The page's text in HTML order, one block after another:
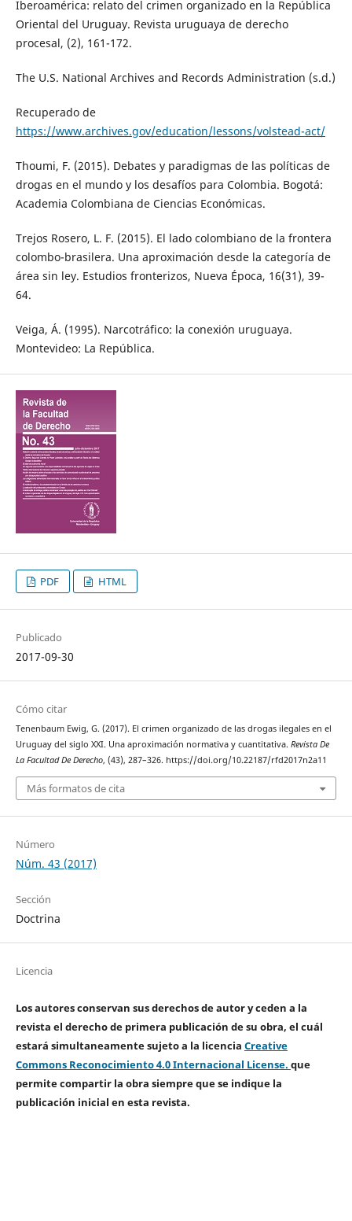
Iberoamérica: relato del crimen organizado en la República
Oriental del Uruguay. Revista uruguaya de derecho
procesal, (2), 161-172.
The U.S. National Archives and Records Administration (s.d.)
Recuperado de
https://www.archives.gov/education/lessons/volstead-act/
Thoumi, F. (2015). Debates y paradigmas de las políticas de
drogas en el mundo y los desafíos para Colombia. Bogotá:
Academia Colombiana de Ciencias Económicas.
Trejos Rosero, L. F. (2015). El lado colombiano de la frontera
colombo-brasilera. Una aproximación desde la categoría de
área sin ley. Estudios fronterizos, Nueva Época, 16(31), 39-
64.
Veiga, Á. (1995). Narcotráfico: la conexión uruguaya.
Montevideo: La República.
PDF HTML
Publicado
2017-09-30
Cómo citar
Tenenbaum Ewig, G. (2017). El crimen organizado de las drogas ilegales en el
Uruguay del siglo XXI. Una aproximación normativa y cuantitativa. Revista De
La Facultad De Derecho, (43), 287–326. https://doi.org/10.22187/rfd2017n2a11
Más formatos de cita
Número
Núm. 43 (2017)
Sección
Doctrina
Licencia
Los autores conservan sus derechos de autor y ceden a la
revista el derecho de primera publicación de su obra, el cuál
estará simultaneamente sujeto a la licencia Creative
Commons Reconocimiento 4.0 Internacional License. que
permite compartir la obra siempre que se indique la
publicación inicial en esta revista.